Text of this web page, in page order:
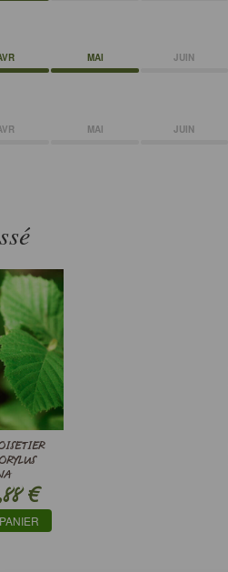
MAI JUIN
MAI JUIN
€